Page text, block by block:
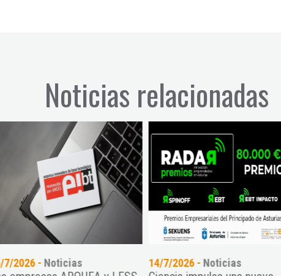
Noticias relacionadas
14/7/2026 -Noticias 15/6/2026 -Noticias